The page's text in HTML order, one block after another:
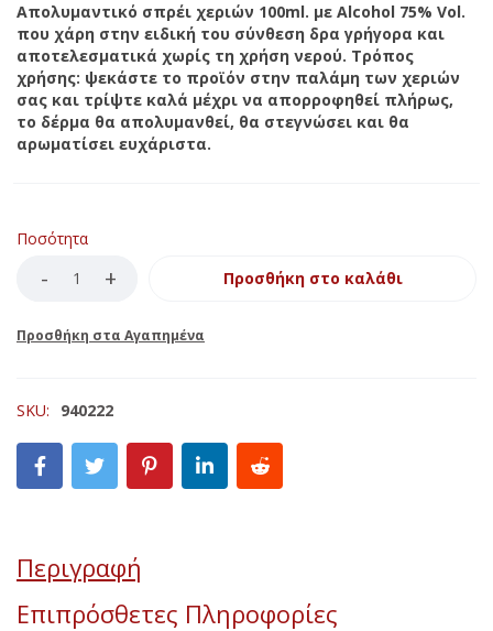
Απολυμαντικό σπρέι χεριών 100ml. με Alcohol 75% Vol.
που χάρη στην ειδική του σύνθεση δρα γρήγορα και
αποτελεσματικά χωρίς τη χρήση νερού. Τρόπος
χρήσης: ψεκάστε το προϊόν στην παλάμη των χεριών
σας και τρίψτε καλά μέχρι να απορροφηθεί πλήρως,
το δέρμα θα απολυμανθεί, θα στεγνώσει και θα
αρωματίσει ευχάριστα.
Ποσότητα
Προσθήκη στο καλάθι
SKU: 940222
Περιγραφή
Επιπρόσθετες Πληροφορίες